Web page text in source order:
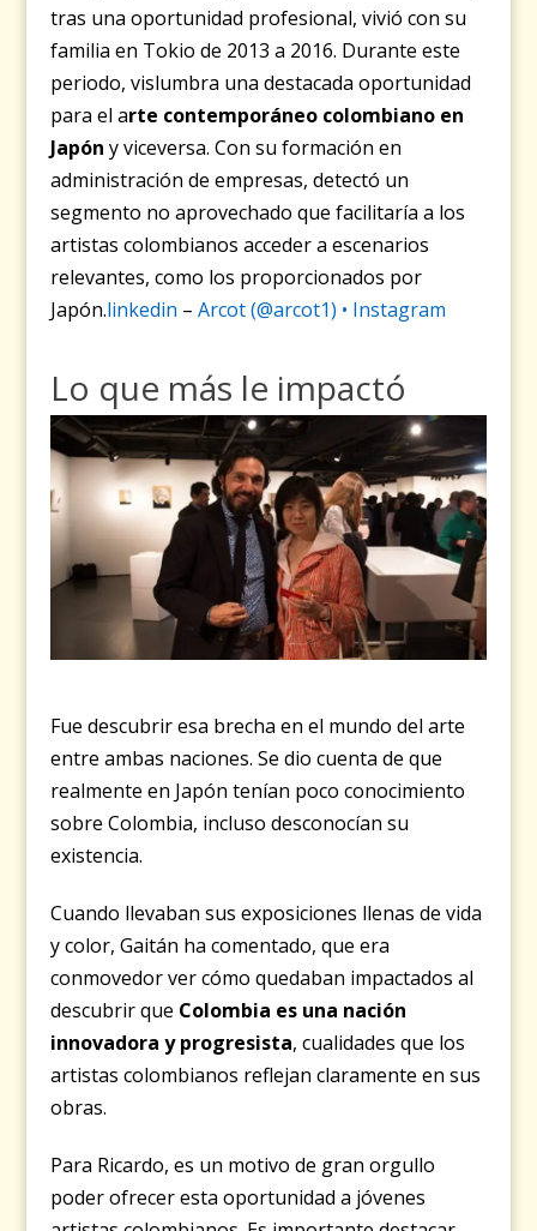
tras una oportunidad profesional, vivió con su
familia en Tokio de 2013 a 2016. Durante este
periodo, vislumbra una destacada oportunidad
para el arte contemporáneo colombiano en
Japón y viceversa. Con su formación en
administración de empresas, detectó un
segmento no aprovechado que facilitaría a los
artistas colombianos acceder a escenarios
relevantes, como los proporcionados por
Japón.linkedin –Arcot (@arcot1) • Instagram
Lo que más le impactó
Fue descubrir esa brecha en el mundo del arte
entre ambas naciones. Se dio cuenta de que
realmente en Japón tenían poco conocimiento
sobre Colombia, incluso desconocían su
existencia.
Cuando llevaban sus exposiciones llenas de vida
y color, Gaitán ha comentado, que era
conmovedor ver cómo quedaban impactados al
descubrir que Colombia es una nación
innovadora y progresista, cualidades que los
artistas colombianos reflejan claramente en sus
obras.
Para Ricardo, es un motivo de gran orgullo
poder ofrecer esta oportunidad a jóvenes